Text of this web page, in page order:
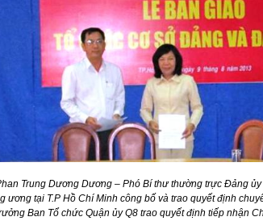
Trung Dương Dương – Phó Bí thư thường trực Đảng
ương tại T.P Hồ Chí Minh công bố và trao quyết định
Ban Tổ chức Quận ủy Q8 trao quyết định tiếp nhận